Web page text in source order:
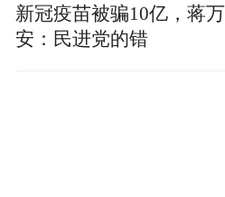
新冠疫苗被骗10亿，蒋万
安：民进党的错